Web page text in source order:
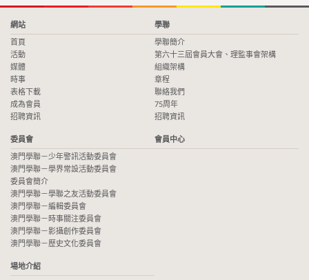
網站
首頁
活動
媒體
時事
表格下載
成為會員
招聘資訊
學聯
學聯簡介
第六十三屆會員大會、理監事會架構
組織架構
章程
聯絡我們
75周年
招聘資訊
委員會
澳門學聯－少年警訊活動委員會
澳門學聯－學界常設活動委員會
委員會簡介
澳門學聯－學聯之友活動委員會
澳門學聯－編輯委員會
澳門學聯－時事關注委員會
澳門學聯－影攝創作委員會
澳門學聯－歷史文化委員會
會員中心
場地介紹